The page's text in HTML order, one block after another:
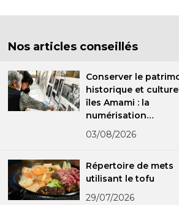
العربية
Русский
Chroniques
Images
Vidéos
Tokyo
Nos articles conseillés
Conserver le
historique et
îles Amami : la
numérisation
exceptionnelle
d’anciennes
03/08/2026
Répertoire de mets
utilisant le tofu
29/07/2026